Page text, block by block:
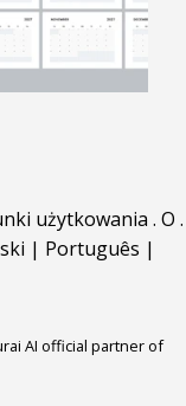
użytkowania . O .
| Português |
AI official partner of